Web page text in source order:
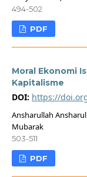
494-502
PDF
Moral Ekonomi
Kapitalisme
DOI: https://
Ansharullah
Mubarak
503-511
PDF